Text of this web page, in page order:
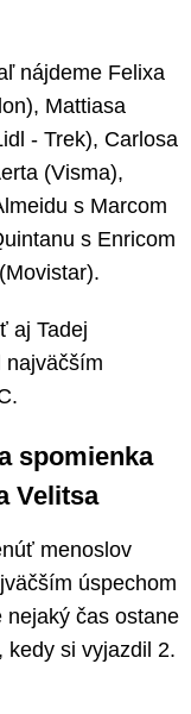
nájdeme Felixa
Mattiasa
- Trek), Carlosa
(Visma),
s Marcom
s Enricom
aj Tadej
najväčším
spomienka
Velitsa
menoslov
úspechom
nejaký čas ostane
kedy si vyjazdil 2.